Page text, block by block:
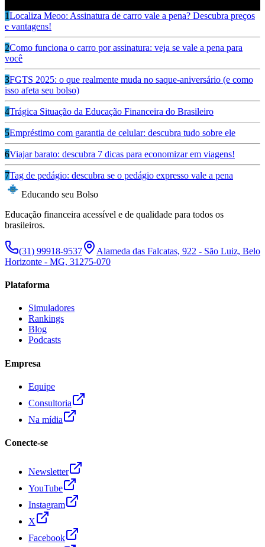
1Localiza Meoo: Assinatura de carro vale a pena? Descubra preços
e vantagens!
2Como funciona o carro por assinatura: veja se vale a pena para
você
3FGTS 2025: o que realmente muda no saque-aniversário (e como
isso afeta seu bolso)
4Trágica Situação da Educação Financeira do Brasileiro
5Empréstimo com garantia de celular: descubra tudo sobre ele
6Viajar barato: descubra 7 dicas para economizar em viagens!
7Tag de pedágio: descubra se o pedágio expresso vale a pena
Educando seu Bolso
Educação financeira acessível e de qualidade para todos os
brasileiros.
(31) 99918-9537
Alameda das Falcatas, 922 - São Luiz, Belo
Horizonte - MG, 31275-070
Plataforma
Simuladores
Rankings
Blog
Podcasts
Empresa
Equipe
Consultoria
Na mídia
Conecte-se
Newsletter
YouTube
Instagram
X
Facebook